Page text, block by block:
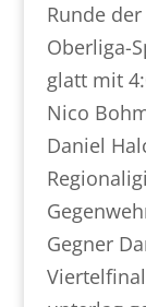
Runde
Oberliga-
glatt mit
Nico
Daniel
Gegner